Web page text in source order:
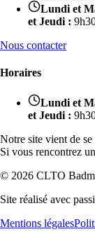
Lundi et
et Jeudi :
Nous contacter
Horaires
Lundi et
et Jeudi :
Notre site vient de
Si vous rencontrez
© 2026 CLTO
Site réalisé avec
Mentions légales